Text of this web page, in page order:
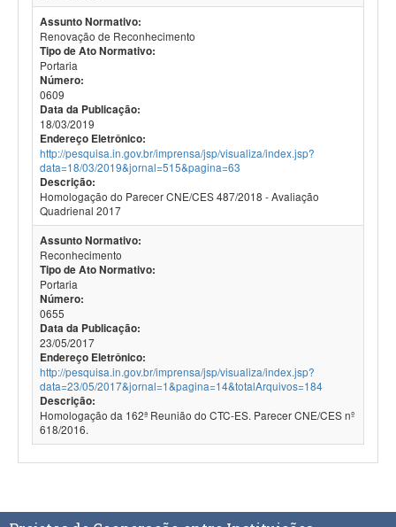
Assunto Normativo:
Renovação de Reconhecimento
Tipo de Ato Normativo:
Portaria
Número:
0609
Data da Publicação:
18/03/2019
Endereço Eletrônico:
http://pesquisa.in.gov.br/imprensa/jsp/visualiza/index.jsp?
data=18/03/2019&jornal=515&pagina=63
Descrição:
Homologação do Parecer CNE/CES 487/2018 - Avaliação
Quadrienal 2017
Assunto Normativo:
Reconhecimento
Tipo de Ato Normativo:
Portaria
Número:
0655
Data da Publicação:
23/05/2017
Endereço Eletrônico:
http://pesquisa.in.gov.br/imprensa/jsp/visualiza/index.jsp?
data=23/05/2017&jornal=1&pagina=14&totalArquivos=184
Descrição:
Homologação da 162ª Reunião do CTC-ES. Parecer CNE/CES nº
618/2016.